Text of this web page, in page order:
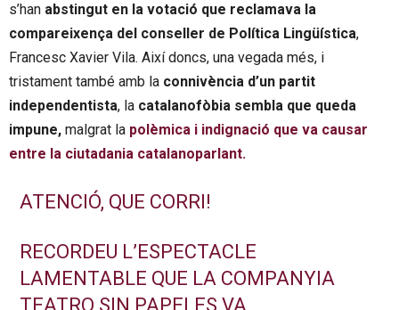
s’han abstingut en la votació que reclamava la
compareixença del conseller de Política Lingüística,
Francesc Xavier Vila. Així doncs, una vegada més, i
tristament també amb la connivència d’un partit
independentista, la catalanofòbia sembla que queda
impune, malgrat la polèmica i indignació que va causar
entre la ciutadania catalanoparlant.
ATENCIÓ, QUE CORRI!
RECORDEU L’ESPECTACLE
LAMENTABLE QUE LA COMPANYIA
TEATRO SIN PAPELES VA